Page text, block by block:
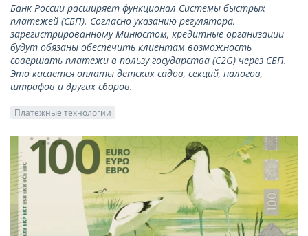
Банк России расширяет функционал Системы быстрых
платежей (СБП). Согласно указанию регулятора,
зарегистрированному Минюстом, кредитные организации
будут обязаны обеспечить клиентам возможность
совершать платежи в пользу государства (С2G) через СБП.
Это касается оплаты детских садов, секций, налогов,
штрафов и других сборов.
Платежные технологии